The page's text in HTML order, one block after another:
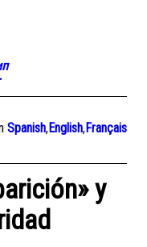
Spanish,English,Français
y